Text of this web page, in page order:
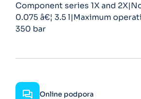
Component series 1X and
0.075 â€¦ 3.5 l|Maximum
350 bar
Online podpora